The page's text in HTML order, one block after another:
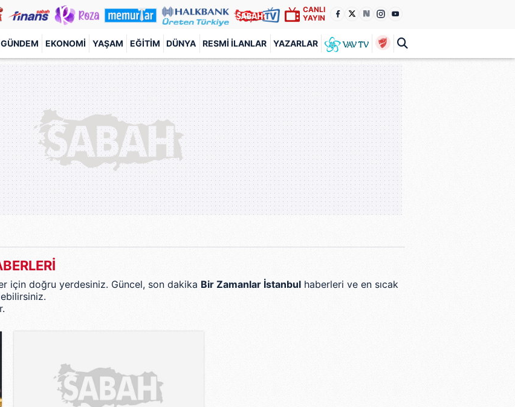
CANLI
YAYIN
GÜNDEM EKONOMI YAŞAM EĞITIM DÜNYA RESMI İLANLAR YAZARLAR
için doğru yerdesiniz. Güncel, son dakika Bir Zamanlar İstanbul haberleri ve en sıcak